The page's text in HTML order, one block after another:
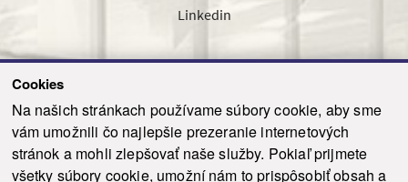
Cookies
Na našich stránkach používame súbory cookie, aby sme
vám umožnili čo najlepšie prezeranie internetových
stránok a mohli zlepšovať naše služby. Pokiaľ prijmete
všetky súbory cookie, umožní nám to prispôsobiť obsah a
Linkedin